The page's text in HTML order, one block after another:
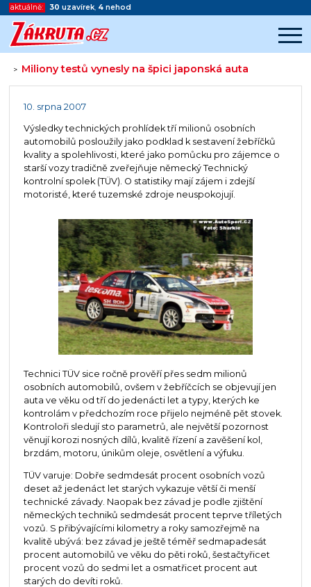
aktuálně: 30 uzavírek, 4 nehod
> Miliony testů vynesly na špici japonská auta
Začátek reklamy
10. srpna 2007
Výsledky technických prohlídek tří milionů osobních
automobilů posloužily jako podklad k sestavení žebříčků
kvality a spolehlivosti, které jako pomůcku pro zájemce o
starší vozy tradičně zveřejňuje německý Technický
kontrolní spolek (TÜV). O statistiky mají zájem i zdejší
motoristé, které tuzemské zdroje neuspokojují.
Technici TÜV sice ročně prověří přes sedm milionů
osobních automobilů, ovšem v žebříčcích se objevují jen
auta ve věku od tří do jedenácti let a typy, kterých ke
kontrolám v předchozím roce přijelo nejméně pět stovek.
Kontroloři sledují sto parametrů, ale největší pozornost
věnují korozi nosných dílů, kvalitě řízení a zavěšení kol,
brzdám, motoru, únikům oleje, osvětlení a výfuku.
TÜV varuje: Dobře sedmdesát procent osobních vozů
deset až jedenáct let starých vykazuje větší či menší
technické závady. Naopak bez závad je podle zjištění
německých techniků sedmdesát procent teprve tříletých
vozů. S přibývajícími kilometry a roky samozřejmě na
kvalitě ubývá: bez závad je ještě téměř sedmapadesát
procent automobilů ve věku do pěti roků, šestačtyřicet
procent vozů do sedmi let a osmatřicet procent aut
starých do devíti roků.